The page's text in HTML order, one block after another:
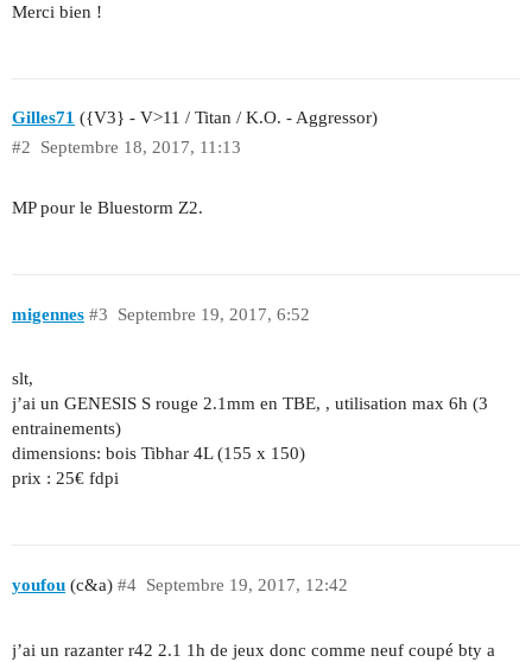
Merci bien !
Gilles71 ({V3} - V>11 / Titan / K.O. - Aggressor)
Septembre 18, 2017, 11:13
#2
MP pour le Bluestorm Z2.
migennes Septembre 19, 2017, 6:52
#3
slt,
j’ai un GENESIS S rouge 2.1mm en TBE, , utilisation max 6h (3
entrainements)
dimensions: bois Tibhar 4L (155 x 150)
prix : 25€ fdpi
youfou (c&a) Septembre 19, 2017, 12:42
#4
j’ai un razanter r42 2.1 1h de jeux donc comme neuf coupé bty a